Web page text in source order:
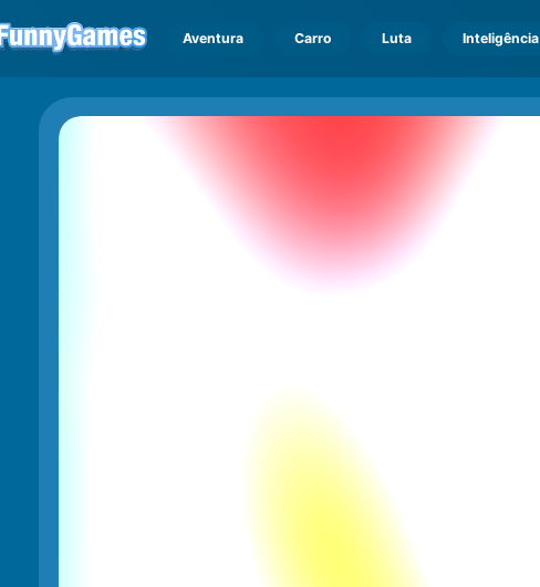
Aventura Carro Luta Inteligência